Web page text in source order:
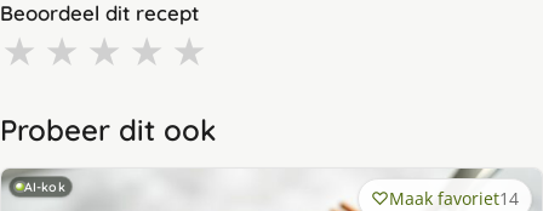
Beoordeel dit recept
★ ★ ★ ★ ★
Probeer dit ook
AI-kok Maak favoriet14